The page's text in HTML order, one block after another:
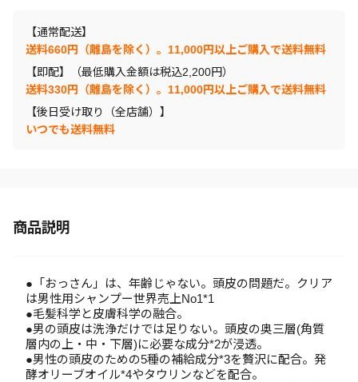
【通常配送】
送料660円（離島を除く）。11,000円以上ご購入で送料無料
【即配】（最低購入金額は税込2,200円）
送料330円（離島を除く）。11,000円以上ご購入で送料無料
【後日受け取り（全店舗）】
いつでも送料無料
商品説明
●「おっさん」は、年齢じゃない。頭皮の問題だ。クリア
は男性用シャンプー世界売上No1*1
●毛髪科学と皮膚科学の融合。
●男の頭皮は洗浄だけでは足りない。頭皮の奥三層(角質
層内の上・中・下層)に必要な成分*2が浸透。
●男性の頭皮のための5種の補給成分*3を贅沢に配合。発
酵オリーブオイル*4やタウリンなどを配合。